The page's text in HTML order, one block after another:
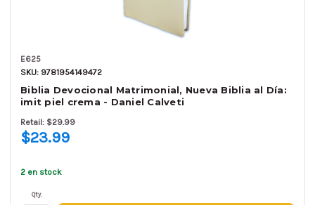
E625
SKU: 9781954149472
Biblia Devocional Matrimonial, Nueva Biblia al Día:
imit piel crema - Daniel Calveti
Retail: $29.99
$23.99
2 en stock
Qty.